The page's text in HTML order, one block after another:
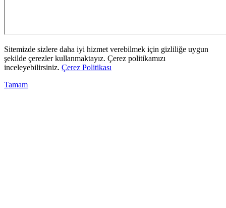
Sitemizde sizlere daha iyi hizmet verebilmek için gizliliğe uygun
şekilde çerezler kullanmaktayız. Çerez politikamızı
inceleyebilirsiniz. Çerez Politikası
Tamam